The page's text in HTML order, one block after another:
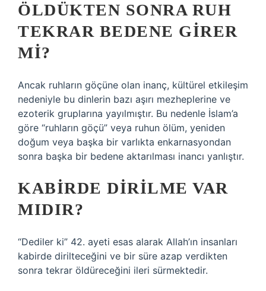
ÖLDÜKTEN SONRA RUH
TEKRAR BEDENE GIRER
MI?
Ancak ruhların göçüne olan inanç, kültürel etkileşim
nedeniyle bu dinlerin bazı aşırı mezheplerine ve
ezoterik gruplarına yayılmıştır. Bu nedenle İslam’a
göre “ruhların göçü” veya ruhun ölüm, yeniden
doğum veya başka bir varlıkta enkarnasyondan
sonra başka bir bedene aktarılması inancı yanlıştır.
KABIRDE DIRILME VAR
MIDIR?
“Dediler ki” 42. ayeti esas alarak Allah’ın insanları
kabirde dirilteceğini ve bir süre azap verdikten
sonra tekrar öldüreceğini ileri sürmektedir.